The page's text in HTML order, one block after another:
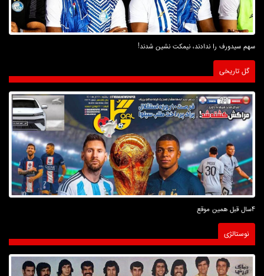
سهم سیدورف را ندادند، نیمکت نشین شدند!
گل تاریخی
4سال قبل همین موقع
نوستالژی